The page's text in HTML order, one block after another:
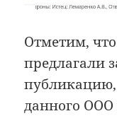
Отметим,
предлагали
публикацию,
данного ООО